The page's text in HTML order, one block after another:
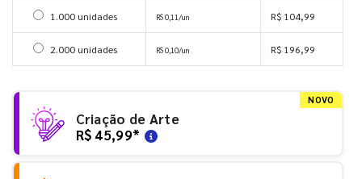
Selecionar 1000 unidades
1.000 unidades R$ 0,11/un R$ 104,99
Selecionar 2000 unidades
2.000 unidades R$ 0,10/un R$ 196,99
NOVO
Criação de Arte
R$ 45,99*